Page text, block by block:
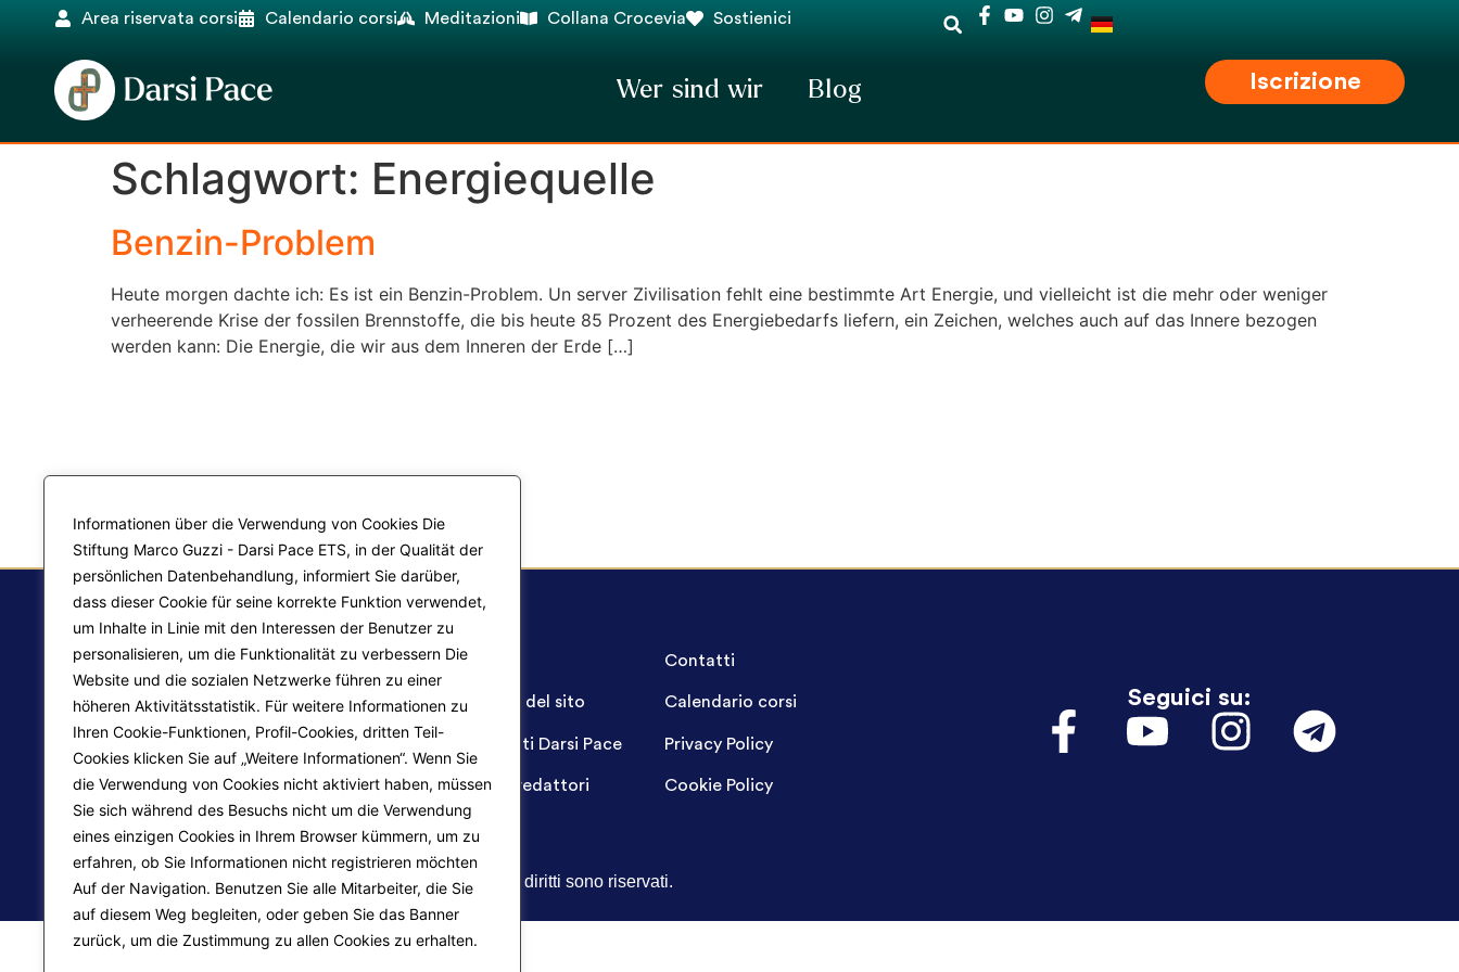
Informationen über die Verwendung von Cookies Die
Stiftung Marco Guzzi - Darsi Pace ETS, in der Qualität der
persönlichen Datenbehandlung, informiert Sie darüber,
dass dieser Cookie für seine korrekte Funktion verwendet,
um Inhalte in Linie mit den Interessen der Benutzer zu
personalisieren, um die Funktionalität zu verbessern Die
Website und die sozialen Netzwerke führen zu einer
höheren Aktivitätsstatistik. Für weitere Informationen zu
Ihren Cookie-Funktionen, Profil-Cookies, dritten Teil-
Cookies klicken Sie auf „Weitere Informationen“. Wenn Sie
die Verwendung von Cookies nicht aktiviert haben, müssen
Sie sich während des Besuchs nicht um die Verwendung
eines einzigen Cookies in Ihrem Browser kümmern, um zu
erfahren, ob Sie Informationen nicht registrieren möchten
Auf der Navigation. Benutzen Sie alle Mitarbeiter, die Sie
auf diesem Weg begleiten, oder geben Sie das Banner
zurück, um die Zustimmung zu allen Cookies zu erhalten.
Area riservata corsi Calendario corsi Meditazioni Collana Crocevia Sostienici
Wer sind wir Blog Iscrizione
Schlagwort: Energiequelle
Benzin-Problem
Heute morgen dachte ich: Es ist ein Benzin-Problem. Un server Zivilisation fehlt eine bestimmte Art Energie, und vielleicht ist die mehr oder weniger
verheerende Krise der fossilen Brennstoffe, die bis heute 85 Prozent des Energiebedarfs liefern, ein Zeichen, welches auch auf das Innere bezogen
werden kann: Die Energie, die wir aus dem Inneren der Erde […]
Liberazione interiore
Trasformazione del mondo
F.A.Q.
Mappa del sito
Progetti Darsi Pace
Login redattori
Contatti
Calendario corsi
Privacy Policy
Cookie Policy
Seguici su:
© 2026Fondazione Marco Guzzi – Darsi Pace ETS. Tutti i diritti sono riservati.